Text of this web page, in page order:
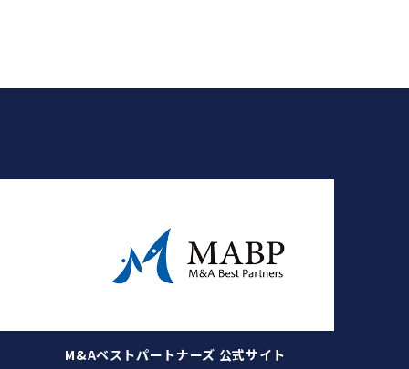
M&Aベストパートナーズ 公式サイト